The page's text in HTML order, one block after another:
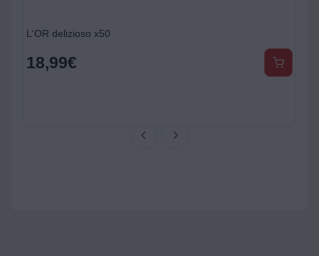
L'OR delizioso x50
18,99€